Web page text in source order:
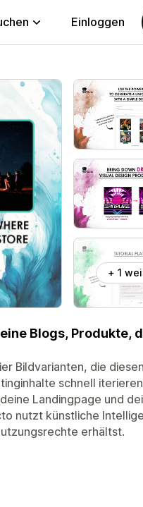
Einloggen
+ 1
Blogs, Produkte,
Bildvarianten, die
schnell
Landingpage und
nutzt künstliche
erhältst.